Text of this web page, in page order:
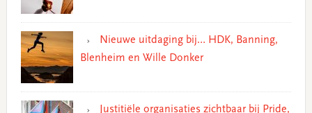
Nieuwe uitdaging bij… HDK, Banning,
Blenheim en Wille Donker
Justitiële organisaties zichtbaar bij Pride,